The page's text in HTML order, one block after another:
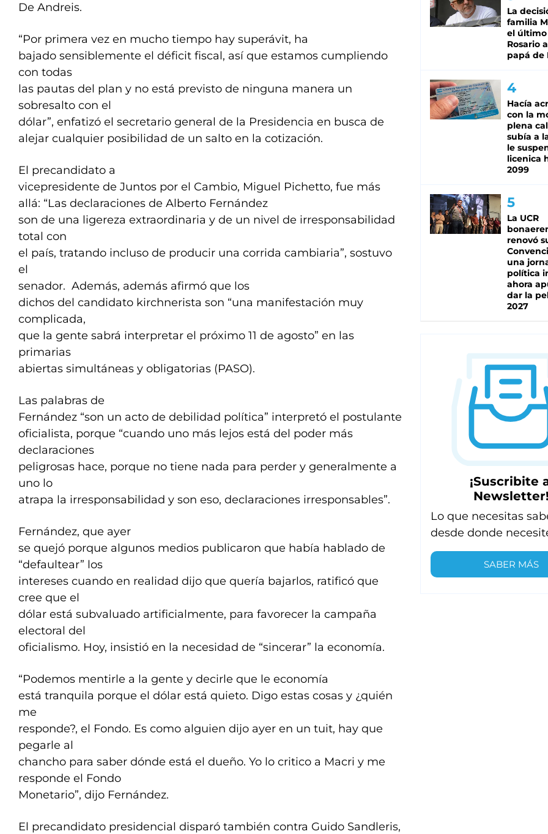
De Andreis.
“Por primera vez en mucho tiempo hay superávit, ha
bajado sensiblemente el déficit fiscal, así que estamos cumpliendo
con todas
las pautas del plan y no está previsto de ninguna manera un
sobresalto con el
dólar”, enfatizó el secretario general de la Presidencia en busca de
alejar cualquier posibilidad de un salto en la cotización.
El precandidato a
vicepresidente de Juntos por el Cambio, Miguel Pichetto, fue más
allá: “Las declaraciones de Alberto Fernández
son de una ligereza extraordinaria y de un nivel de irresponsabilidad
total con
el país, tratando incluso de producir una corrida cambiaria”, sostuvo
el
senador. Además, además afirmó que los
dichos del candidato kirchnerista son “una manifestación muy
complicada,
que la gente sabrá interpretar el próximo 11 de agosto” en las
primarias
abiertas simultáneas y obligatorias (PASO).
Las palabras de
Fernández “son un acto de debilidad política” interpretó el postulante
oficialista, porque “cuando uno más lejos está del poder más
declaraciones
peligrosas hace, porque no tiene nada para perder y generalmente a
uno lo
atrapa la irresponsabilidad y son eso, declaraciones irresponsables”.
Fernández, que ayer
se quejó porque algunos medios publicaron que había hablado de
“defaultear” los
intereses cuando en realidad dijo que quería bajarlos, ratificó que
cree que el
dólar está subvaluado artificialmente, para favorecer la campaña
electoral del
oficialismo. Hoy, insistió en la necesidad de “sincerar” la economía.
“Podemos mentirle a la gente y decirle que le economía
está tranquila porque el dólar está quieto. Digo estas cosas y ¿quién
me
responde?, el Fondo. Es como alguien dijo ayer en un tuit, hay que
pegarle al
chancho para saber dónde está el dueño. Yo lo critico a Macri y me
responde el Fondo
Monetario”, dijo Fernández.
El precandidato presidencial disparó también contra Guido Sandleris,
La
familia
el último
Rosario
papá de
Hacía
con la
plena
subía a
le
licenica
2099
La UCR
renovó
una
política
ahora
dar la
2027
¡Suscribite
Newsletter!
Lo que necesitas
desde donde
SABER MÁS